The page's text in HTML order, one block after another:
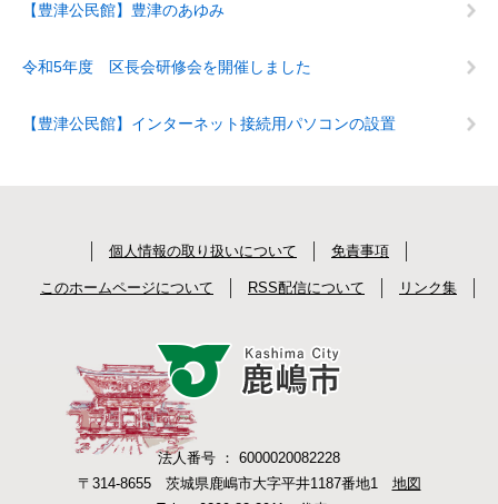
【豊津公民館】豊津のあゆみ
令和5年度 区長会研修会を開催しました
【豊津公民館】インターネット接続用パソコンの設置
個人情報の取り扱いについて 免責事項
このホームページについて RSS配信について リンク集
法人番号 ： 6000020082228
〒314-8655 茨城県鹿嶋市大字平井1187番地1 地図